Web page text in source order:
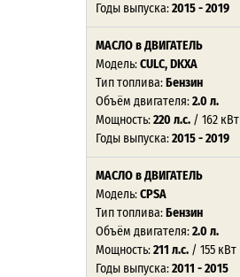
Годы выпуска:2015 - 2019
МАСЛО в ДВИГАТЕЛЬ
Модель:CULC, DKXA
Тип топлива:Бензин
Объём двигателя:2.0 л.
Мощность:220 л.с. / 162 кВт
Годы выпуска:2015 - 2019
МАСЛО в ДВИГАТЕЛЬ
Модель:CPSA
Тип топлива:Бензин
Объём двигателя:2.0 л.
Мощность:211 л.с. / 155 кВт
Годы выпуска:2011 - 2015